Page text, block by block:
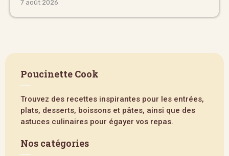
7 août 2026
Poucinette Cook
Trouvez des recettes inspirantes pour les entrées,
plats, desserts, boissons et pâtes, ainsi que des
astuces culinaires pour égayer vos repas.
Nos catégories